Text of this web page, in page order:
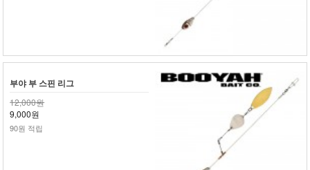
부야 부 스핀 리그
12,000원
9,000원
90원 적립